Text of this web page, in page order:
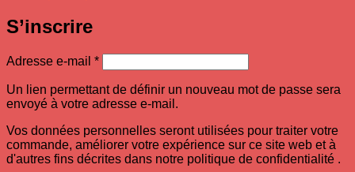
S’inscrire
Adresse e-mail *Obligatoire
Un lien permettant de définir un nouveau mot de passe sera
envoyé à votre adresse e-mail.
Vos données personnelles seront utilisées pour traiter votre
commande, améliorer votre expérience sur ce site web et à
d'autres fins décrites dans notre politique de confidentialité .